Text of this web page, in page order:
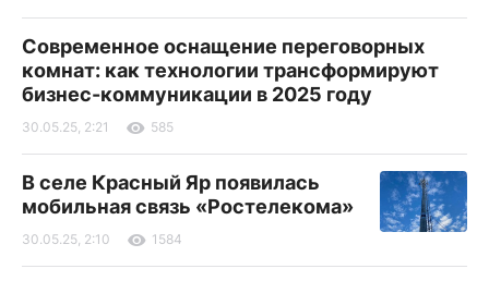
Современное оснащение переговорных
комнат: как технологии трансформируют
бизнес-коммуникации в 2025 году
30.05.25, 2:21 585
В селе Красный Яр появилась
мобильная связь «Ростелекома»
30.05.25, 2:10 1584